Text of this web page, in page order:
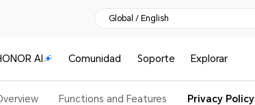
Global / English
AI Comunidad Soporte Explorar
Functions and Features Privacy Policy